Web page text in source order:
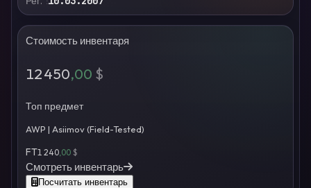
Стоимость инвентаря
12 450,00 $
Топ предмет
AWP | Asiimov (Field-Tested)
FT1 240 ,00 $
Смотреть инвентарь
Посчитать инвентарь